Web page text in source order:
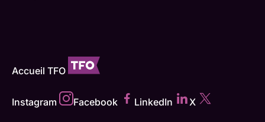
Accueil TFO
Instagram Facebook LinkedIn X